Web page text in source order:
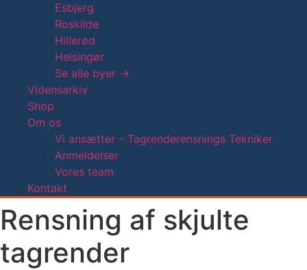
Esbjerg
Roskilde
Hillerød
Helsingør
Se alle byer →
Vidensarkiv
Shop
Om os
Vi ansætter – Tagrenderensnings Tekniker
Anmeldelser
Vores team
Kontakt
Rensning af skjulte
tagrender